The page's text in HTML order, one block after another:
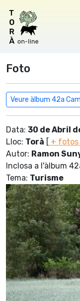
Foto
Veure àlbum 42a
Data: 30 de Abril
Lloc: Torà [ + fotos
Autor: Ramon
Inclosa a l'àlbum
Tema: Turisme